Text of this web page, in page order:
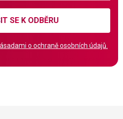
SE K ODBĚRU
o ochraně osobních údajů.